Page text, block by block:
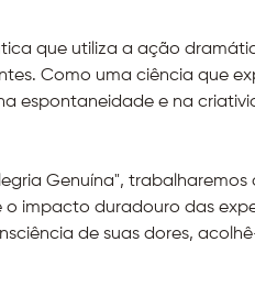
que utiliza a ação
Como uma ciência que
espontaneidade e na
Genuína",
impacto duradouro das
de suas dores,